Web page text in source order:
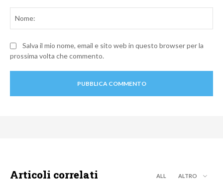
Salva il mio nome, email e sito web in questo browser per la
prossima volta che commento.
Articoli correlati ALL ALTRO